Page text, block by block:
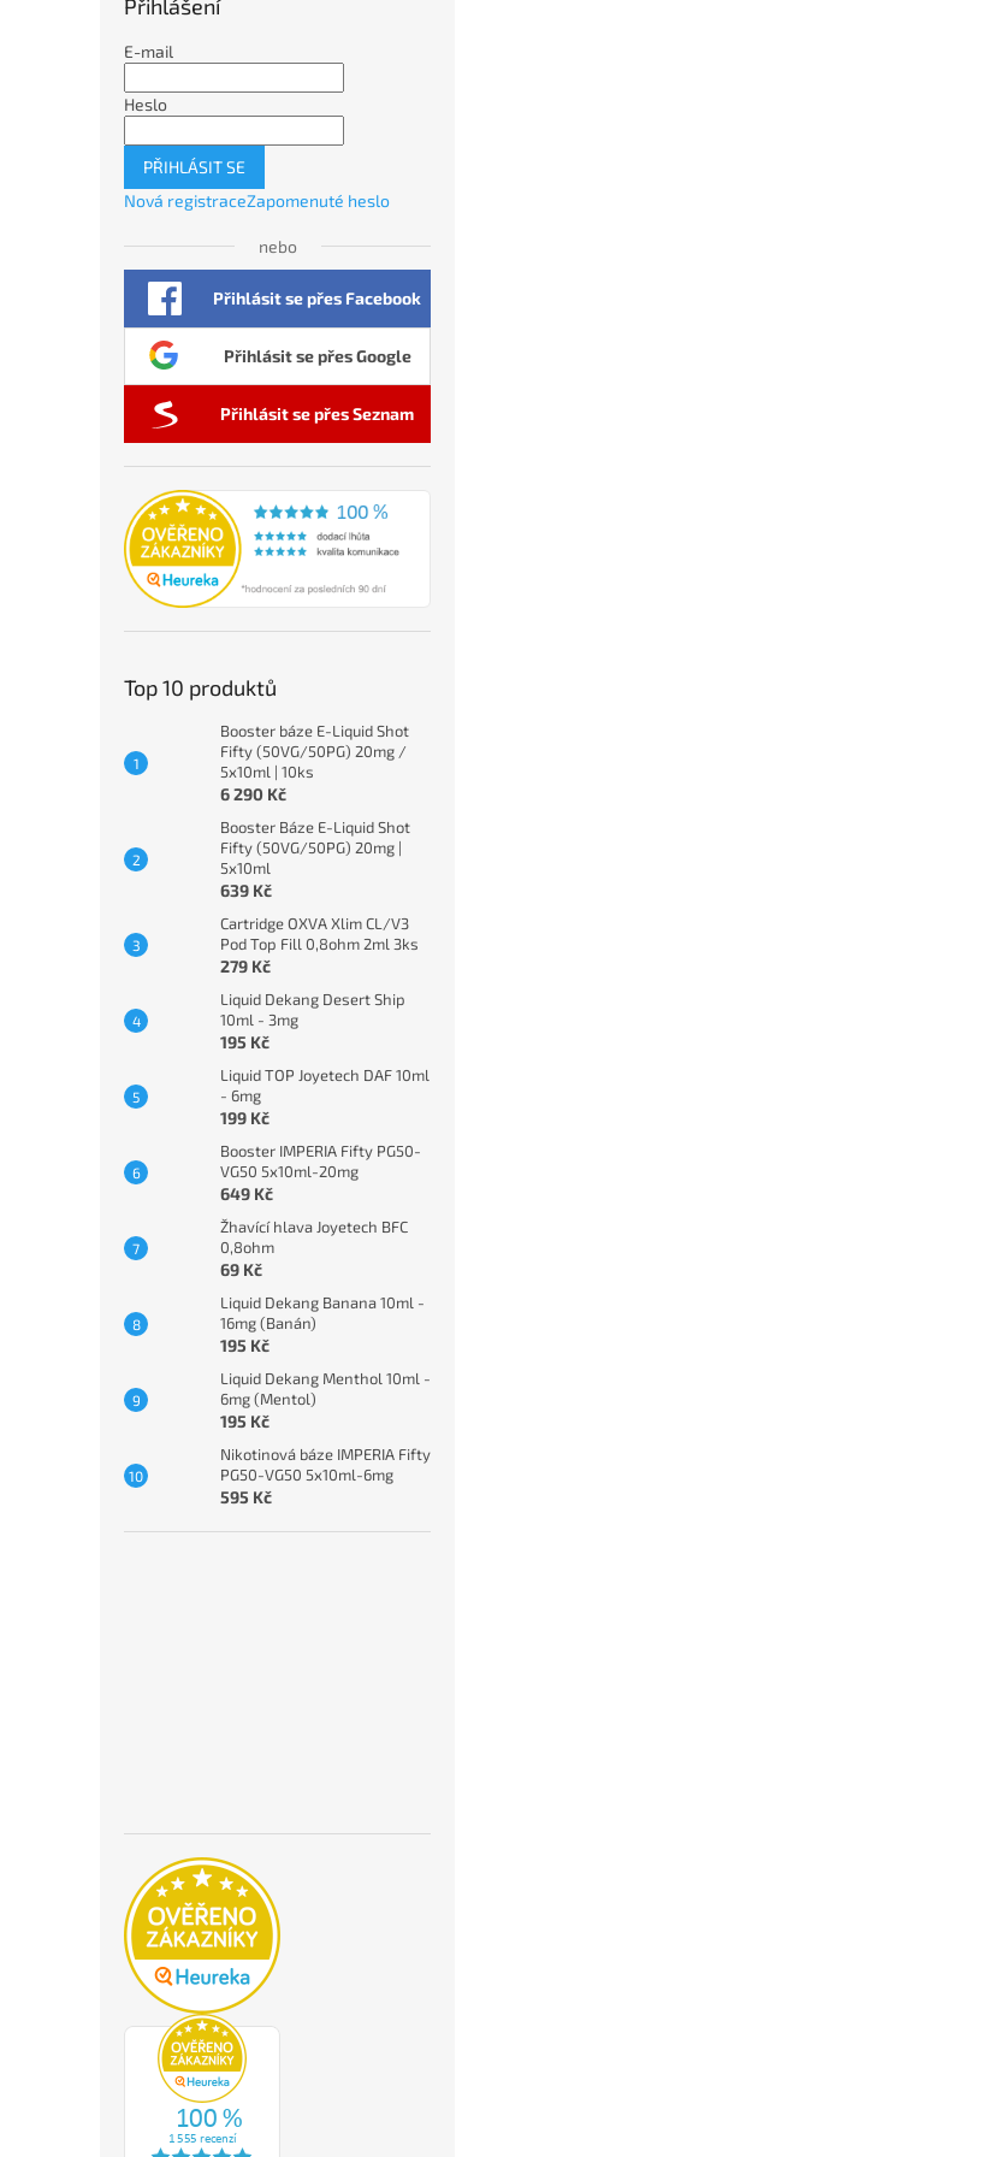
Přihlášení
E-mail
Heslo
PŘIHLÁSIT SE
Nová registraceZapomenuté heslo
nebo
Přihlásit se přes Facebook
Přihlásit se přes Google
Přihlásit se přes Seznam
Top 10 produktů
Booster báze E-Liquid Shot
Fifty (50VG/50PG) 20mg /
5x10ml | 10ks
6 290 Kč
Booster Báze E-Liquid Shot
Fifty (50VG/50PG) 20mg |
5x10ml
639 Kč
Cartridge OXVA Xlim CL/V3
Pod Top Fill 0,8ohm 2ml 3ks
279 Kč
Liquid Dekang Desert Ship
10ml - 3mg
195 Kč
Liquid TOP Joyetech DAF 10ml
- 6mg
199 Kč
Booster IMPERIA Fifty PG50-
VG50 5x10ml-20mg
649 Kč
Žhavící hlava Joyetech BFC
0,8ohm
69 Kč
Liquid Dekang Banana 10ml -
16mg (Banán)
195 Kč
Liquid Dekang Menthol 10ml -
6mg (Mentol)
195 Kč
Nikotinová báze IMPERIA Fifty
PG50-VG50 5x10ml-6mg
595 Kč